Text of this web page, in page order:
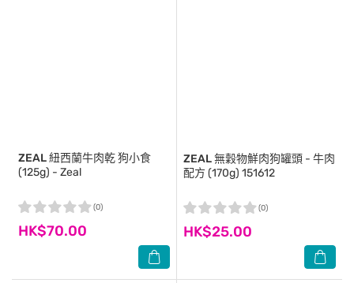
ZEAL紐西蘭牛肉乾 狗小食
(125g) - Zeal
HK$70.00
(0)
ZEAL無穀物鮮肉狗罐頭 - 牛肉
配方 (170g) 151612
HK$25.00
(0)